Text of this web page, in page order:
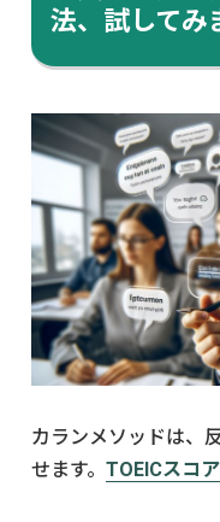
法、試してみ
カランメソッドは、
せます。 TOEICスコ